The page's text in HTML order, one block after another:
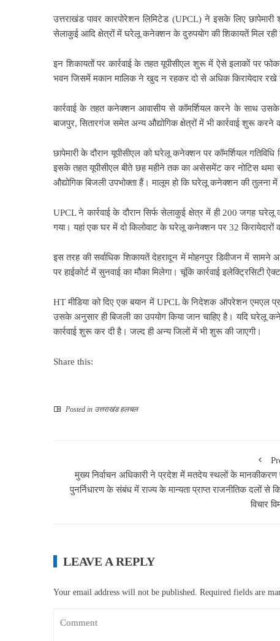
उत्तराखंड पावर कारपोरेशन लिमिटेड (UPCL) ने इसके लिए
सेलाकुई आदि क्षेत्रों में घरेलू कनेक्शन के दुरुपयोग की शिकायतें मिल रही
इन शिकायतों पर कार्रवाई के तहत यूपीसीएल शुरू में ऐसे इलाकों पर
भवन जिसमें मकान मालिक ने खुद न रहकर दो से अधिक किरायेदार रखे
कार्रवाई के तहत कनेक्शन आवासीय से कॉमर्शियल करने के साथ उसके
बाजपुर, सितारगंज समेत अन्य औद्योगिक क्षेत्रों में भी कार्रवाई शुरू करने
छापेमारी के दौरान यूपीसीएल को घरेलू कनेक्शन पर कॉमर्शियल
इसके तहत यूपीसीएल बीते छह महीने तक का असेसमेंट कर नोटिस थमा
औद्योगिक बिजली उपभोक्ता हैं। मालूम हो कि घरेलू कनेक्शन की तुलना
UPCL ने कार्रवाई के दौरान सिर्फ सेलाकुई क्षेत्र में ही 200 जगह
गया। यहां एक घर में दो किलोवाट के घरेलू कनेक्शन पर 32 किरायेदारों
इस तरह की सर्वाधिक शिकायतें देहरादून में मोहनपुर डिवीजन में
पर हाईकोर्ट में सुनवाई का मौका मिलेगा। चूंकि कार्रवाई
HT मीडिया को दिए एक बयान में UPCL के निदेशक ऑपरेशन एमएल
उसके अनुसार ही बिजली का उपयोग किया जान चाहिए है। यदि
कार्रवाई शुरू कर दी है। जल्द ही अन्य जिलों में भी शुरू की जाएगी।
Share this:
Posted in उत्तराखंड हलचल
मुख्य निर्वाचन अधिकारी ने प्रदेश में मतदेय स्थलों के मानकीकरण
पुनर्निधारण के संबंध में राज्य के मान्यता प्राप्त राजनीतिक दलों से
विचार
LEAVE A REPLY
Your email address will not be published. Required fields are